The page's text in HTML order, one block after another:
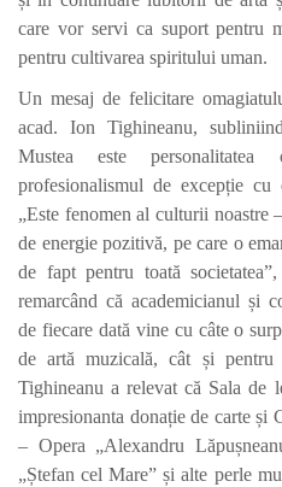
care vor servi ca suport pentru
pentru cultivarea spiritului uman.
Un mesaj de felicitare
acad. Ion Tighineanu,
Mustea este
profesionalismul de excepție
„Este fenomen al culturii noastre
de energie pozitivă, pe care o
de fapt pentru toată
remarcând că academicianul și
de fiecare dată vine cu câte o
de artă muzicală, cât și pentru
Tighineanu a relevat că Sala de
impresionanta donație de carte și
– Opera „Alexandru
„Ștefan cel Mare” și alte perle